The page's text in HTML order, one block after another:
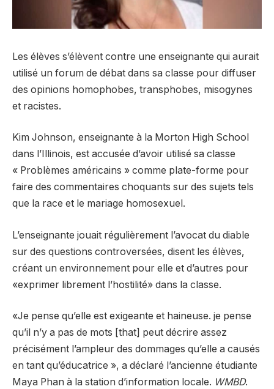
Les élèves s’élèvent contre une enseignante qui aurait
utilisé un forum de débat dans sa classe pour diffuser
des opinions homophobes, transphobes, misogynes
et racistes.
Kim Johnson, enseignante à la Morton High School
dans l’Illinois, est accusée d’avoir utilisé sa classe
« Problèmes américains » comme plate-forme pour
faire des commentaires choquants sur des sujets tels
que la race et le mariage homosexuel.
L’enseignante jouait régulièrement l’avocat du diable
sur des questions controversées, disent les élèves,
créant un environnement pour elle et d’autres pour
«exprimer librement l’hostilité» dans la classe.
«Je pense qu’elle est exigeante et haineuse. je pense
qu’il n’y a pas de mots [that] peut décrire assez
précisément l’ampleur des dommages qu’elle a causés
en tant qu’éducatrice », a déclaré l’ancienne étudiante
Maya Phan à la station d’information locale. WMBD.